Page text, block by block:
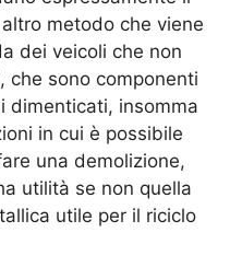
metodo che viene
dei veicoli che non
che sono componenti
dimenticati, insomma
in cui è possibile
una demolizione,
utilità se non quella
utile per il riciclo